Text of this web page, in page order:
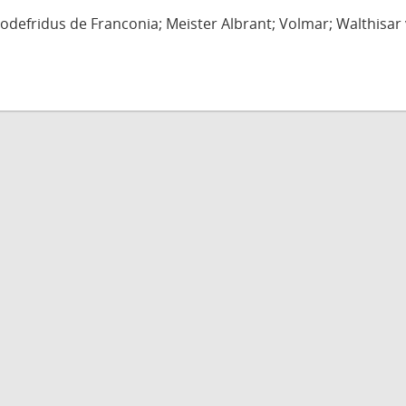
de Franconia; Meister Albrant; Volmar;